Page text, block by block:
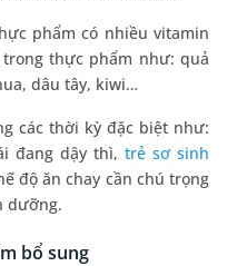
phẩm có nhiều vitamin
thực phẩm như: quả
dâu tây, kiwi…
các thời kỳ đặc biệt như:
đang dậy thì,trẻ sơ sinh
độ ăn chay cần chú trọng
dưỡng.
bổ sung